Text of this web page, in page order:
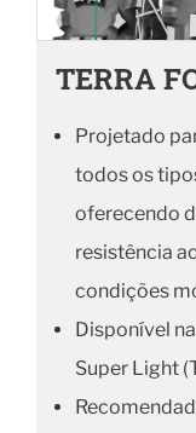
TERRA
Projetado
todos os
oferecendo
resistência
condições
Disponível
Super Light